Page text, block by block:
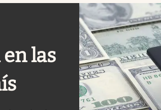
las